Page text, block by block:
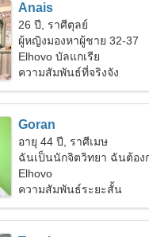
Anais
26 ปี, ราศีตุลย์
ผู้หญิงมองหาผู้ชาย 32-37
Elhovo บัลแกเรีย
ความสัมพันธ์ที่จริงจัง
Goran
อายุ 44 ปี, ราศีเมษ
ฉันเป็นนักจิตวิทยา ฉันต้อง
Elhovo
ความสัมพันธ์ระยะสั้น